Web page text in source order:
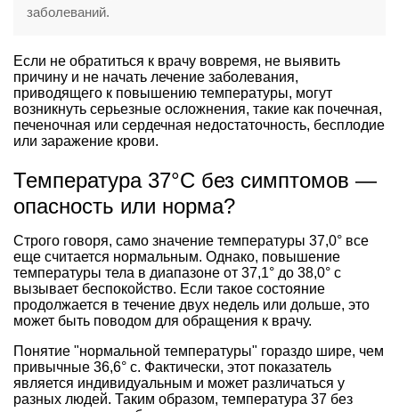
заболеваний.
Если не обратиться к врачу вовремя, не выявить
причину и не начать лечение заболевания,
приводящего к повышению температуры, могут
возникнуть серьезные осложнения, такие как почечная,
печеночная или сердечная недостаточность, бесплодие
или заражение крови.
Температура 37°С без симптомов —
опасность или норма?
Строго говоря, само значение температуры 37,0° все
еще считается нормальным. Однако, повышение
температуры тела в диапазоне от 37,1° до 38,0° с
вызывает беспокойство. Если такое состояние
продолжается в течение двух недель или дольше, это
может быть поводом для обращения к врачу.
Понятие "нормальной температуры" гораздо шире, чем
привычные 36,6° с. Фактически, этот показатель
является индивидуальным и может различаться у
разных людей. Таким образом, температура 37 без